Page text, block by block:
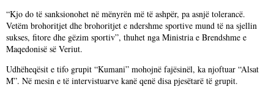
“Kjo do të sanksionohet në mënyrën më të ashpër, pa asnjë tolerancë.
Vetëm brohoritjet dhe brohoritjet e ndershme sportive mund të na sjellin
sukses, fitore dhe gëzim sportiv”, thuhet nga Ministria e Brendshme e
Maqedonisë së Veriut.
Udhëheqësit e tifo grupit “Kumani” mohojnë fajësinël, ka njoftuar “Alsat
M”. Në mesin e të intervistuarve kanë qenë disa pjesëtarë të grupit.